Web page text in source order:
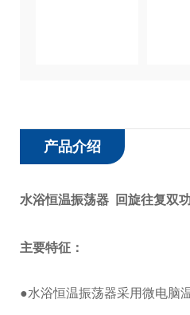
产品介绍
水浴恒温振荡器 回旋往复双
主要特征：
●水浴恒温振荡器采用微电脑